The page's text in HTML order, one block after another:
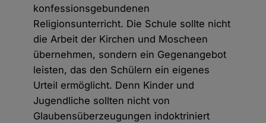
konfessionsgebundenen
Religionsunterricht. Die Schule sollte nicht
die Arbeit der Kirchen und Moscheen
übernehmen, sondern ein Gegenangebot
leisten, das den Schülern ein eigenes
Urteil ermöglicht. Denn Kinder und
Jugendliche sollten nicht von
Glaubensüberzeugungen indoktriniert